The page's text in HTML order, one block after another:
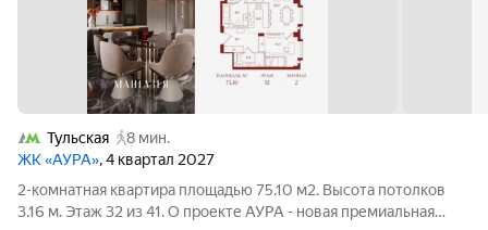
Тульская
8 мин.
ЖК «АУРА», 4 квартал 2027
2-комнатная квартира площадью 75.10 м2. Высота потолков
3.16 м. Этаж 32 из 41. О проекте АУРА - новая премиальная